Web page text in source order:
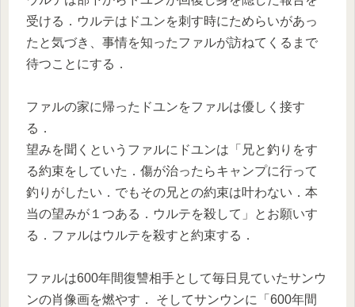
受ける．ウルテはドユンを刺す時にためらいがあっ
たと気づき、事情を知ったファルが訪ねてくるまで
待つことにする．
ファルの家に帰ったドユンをファルは優しく接す
る．
望みを聞くというファルにドユンは「兄と釣りをす
る約束をしていた．傷が治ったらキャンプに行って
釣りがしたい．でもその兄との約束は叶わない．本
当の望みが１つある．ウルテを殺して」とお願いす
る．ファルはウルテを殺すと約束する．
ファルは600年間復讐相手として毎日見ていたサンウ
ンの肖像画を燃やす． そしてサンウンに「600年間